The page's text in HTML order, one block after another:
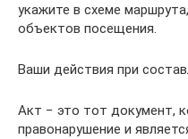
укажите в схеме
объектов посещения.
Ваши действия при
Акт − это тот документ,
правонарушение и